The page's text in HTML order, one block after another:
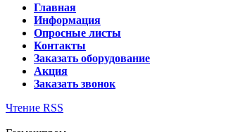
Главная
Информация
Опросные листы
Контакты
Заказать оборудование
Акция
Заказать звонок
Чтение RSS